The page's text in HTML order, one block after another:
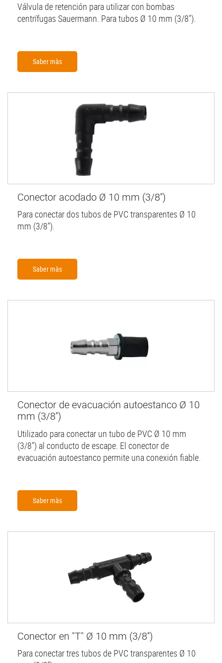
Válvula de retención para utilizar con bombas
centrífugas Sauermann. Para tubos Ø 10 mm (3/8").
Saber màs
Conector acodado Ø 10 mm (3/8'')
Para conectar dos tubos de PVC transparentes Ø 10
mm (3/8'').
Saber màs
Conector de evacuación autoestanco Ø 10
mm (3/8'')
Utilizado para conectar un tubo de PVC Ø 10 mm
(3/8'') al conducto de escape. El conector de
evacuación autoestanco permite una conexión fiable.
Saber màs
Conector en "T" Ø 10 mm (3/8'')
Para conectar tres tubos de PVC transparentes Ø 10